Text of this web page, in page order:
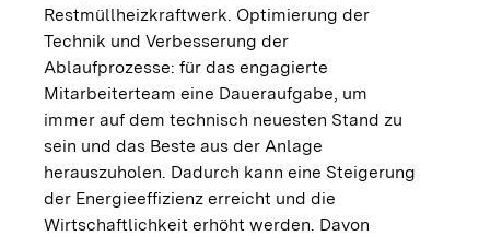
Restmüllheizkraftwerk. Optimierung der
Technik und Verbesserung der
Ablaufprozesse: für das engagierte
Mitarbeiterteam eine Daueraufgabe, um
immer auf dem technisch neuesten Stand zu
sein und das Beste aus der Anlage
herauszuholen. Dadurch kann eine Steigerung
der Energieeffizienz erreicht und die
Wirtschaftlichkeit erhöht werden. Davon